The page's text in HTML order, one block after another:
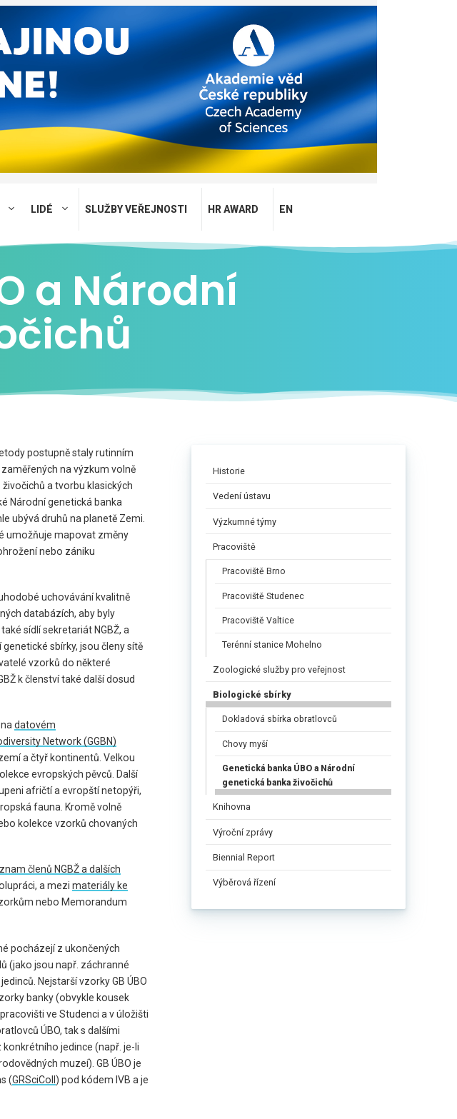
LIDÉ SLUŽBY VEŘEJNOSTI HR AWARD EN
a Národní
postupně staly rutinním
na výzkum volně
a tvorbu klasických
Národní genetická banka
ubývá druhů na planetě Zemi.
umožňuje mapovat změny
nebo zániku
uchovávání kvalitně
databázích, aby byly
sídlí sekretariát NGBŽ, a
sbírky, jsou členy sítě
vzorků do některé
k členství také další dosud
datovém
Network(GGBN)
a čtyř kontinentů. Velkou
evropských pěvců. Další
afričtí a evropští netopýři,
fauna. Kromě volně
kolekce vzorků chovaných
členů NGBŽ a dalších
a mezi materiály ke
nebo Memorandum
pocházejí z ukončených
(jako jsou např. záchranné
Nejstarší vzorky GB ÚBO
banky (obvykle kousek
ve Studenci a v úložišti
ÚBO, tak s dalšími
jedince (např. je-li
muzeí). GB ÚBO je
(GRSciColl ) pod kódem IVB a je
Historie
Vedení ústavu
Výzkumné týmy
Pracoviště
Pracoviště Brno
Pracoviště Studenec
Pracoviště Valtice
Terénní stanice Mohelno
Zoologické služby pro veřejnost
Biologické sbírky
Dokladová sbírka obratlovců
Chovy myší
Genetická banka ÚBO a Národní
genetická banka živočichů
Knihovna
Výroční zprávy
Biennial Report
Výběrová řízení